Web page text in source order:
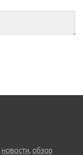
новости, обзор